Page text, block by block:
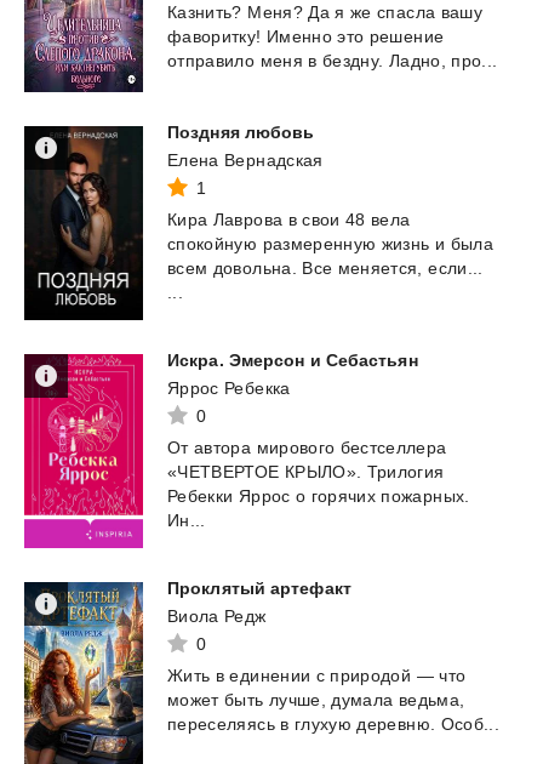
Казнить? Меня? Да я же спасла вашу
фаворитку! Именно это решение
отправило меня в бездну. Ладно, про...
Поздняя любовь
Елена Вернадская
1
Кира Лаврова в свои 48 вела
спокойную размеренную жизнь и была
всем довольна. Все меняется, если...
Искра. Эмерсон и Себастьян
Яррос Ребекка
0
От автора мирового бестселлера
«ЧЕТВЕРТОЕ КРЫЛО». Трилогия
Ребекки Яррос о горячих пожарных.
Ин...
Проклятый артефакт
Виола Редж
0
Жить в единении с природой — что
может быть лучше, думала ведьма,
переселяясь в глухую деревню. Особ...